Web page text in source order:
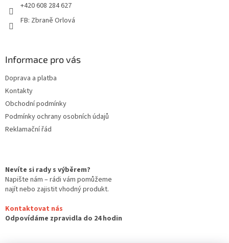
+420 608 284 627
FB: Zbraně Orlová
Informace pro vás
Doprava a platba
Kontakty
Obchodní podmínky
Podmínky ochrany osobních údajů
Reklamační řád
Nevíte si rady s výběrem?
Napište nám – rádi vám pomůžeme
najít nebo zajistit vhodný produkt.
Kontaktovat nás
Odpovídáme zpravidla do 24 hodin